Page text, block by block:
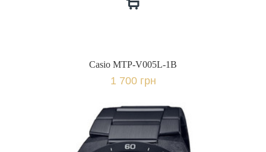
Casio MTP-V005L-1B
1 700 грн